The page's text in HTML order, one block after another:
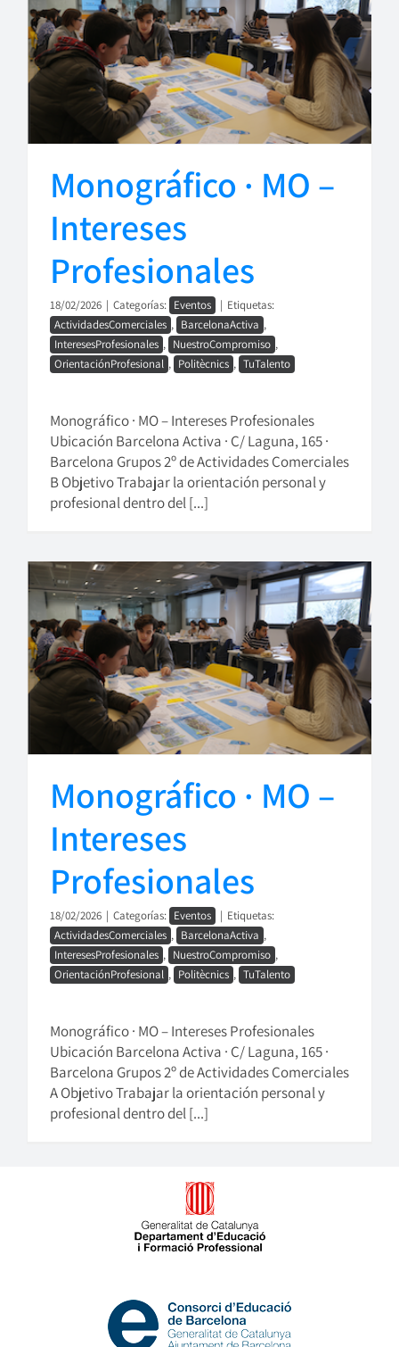
Monográfico · MO –
Intereses
Profesionales
18/02/2026 | Categorías: Eventos | Etiquetas:
ActividadesComerciales , BarcelonaActiva ,
InteresesProfesionales , NuestroCompromiso ,
OrientaciónProfesional , Politècnics , TuTalento
Monográfico · MO – Intereses Profesionales
Ubicación Barcelona Activa · C/ Laguna, 165 ·
Barcelona Grupos 2º de Actividades Comerciales
B Objetivo Trabajar la orientación personal y
profesional dentro del [...]
Monográfico · MO –
Intereses
Profesionales
18/02/2026 | Categorías: Eventos | Etiquetas:
ActividadesComerciales , BarcelonaActiva ,
InteresesProfesionales , NuestroCompromiso ,
OrientaciónProfesional , Politècnics , TuTalento
Monográfico · MO – Intereses Profesionales
Ubicación Barcelona Activa · C/ Laguna, 165 ·
Barcelona Grupos 2º de Actividades Comerciales
A Objetivo Trabajar la orientación personal y
profesional dentro del [...]